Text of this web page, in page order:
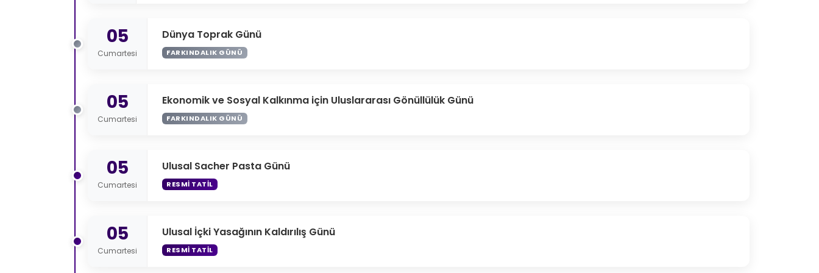
05
Cumartesi
Dünya Toprak Günü
FARKINDALIK GÜNÜ
05
Cumartesi
Ekonomik ve Sosyal Kalkınma için Uluslararası Gönüllülük Günü
FARKINDALIK GÜNÜ
05
Cumartesi
Ulusal Sacher Pasta Günü
RESMI TATIL
05
Cumartesi
Ulusal İçki Yasağının Kaldırılış Günü
RESMI TATIL